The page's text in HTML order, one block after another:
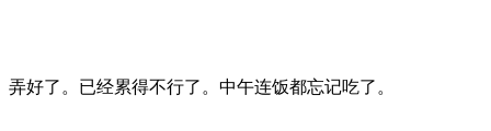
弄好了。已经累得不行了。中午连饭都忘记吃了。